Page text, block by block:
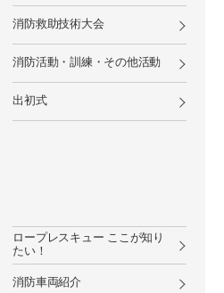
消防救助技術大会
消防活動・訓練・その他活動
出初式
ロープレスキュー ここが知り
たい！
消防車両紹介